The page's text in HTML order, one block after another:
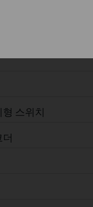
> 소프트웨어
스위치